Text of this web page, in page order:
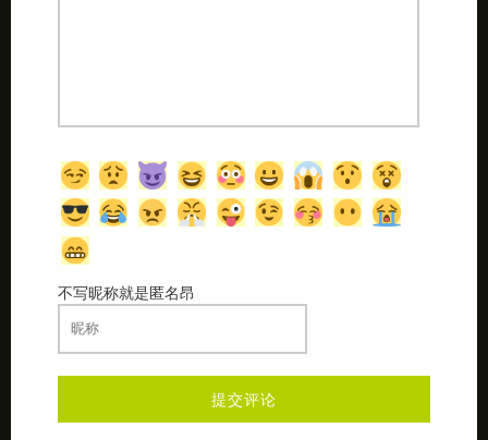
不写昵称就是匿名昂